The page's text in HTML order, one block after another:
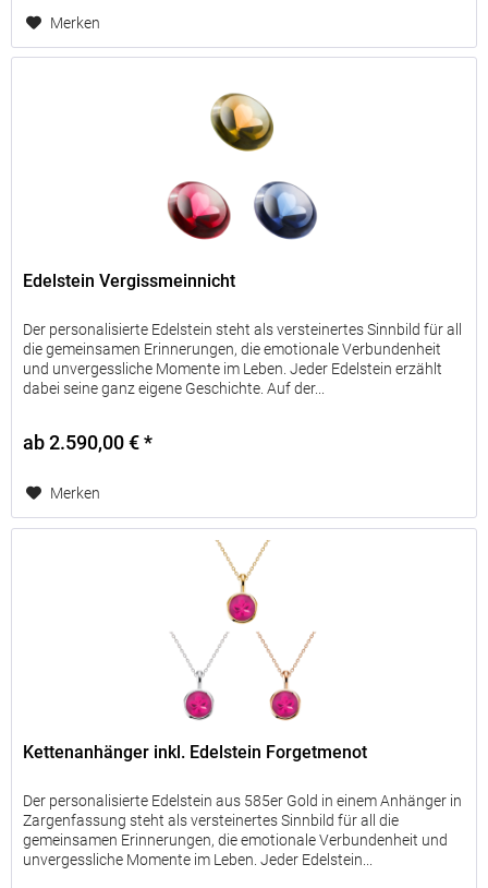
Merken
Edelstein Vergissmeinnicht
Der personalisierte Edelstein steht als versteinertes Sinnbild für all
die gemeinsamen Erinnerungen, die emotionale Verbundenheit
und unvergessliche Momente im Leben. Jeder Edelstein erzählt
dabei seine ganz eigene Geschichte. Auf der...
ab 2.590,00 € *
Merken
Kettenanhänger inkl. Edelstein Forgetmenot
Der personalisierte Edelstein aus 585er Gold in einem Anhänger in
Zargenfassung steht als versteinertes Sinnbild für all die
gemeinsamen Erinnerungen, die emotionale Verbundenheit und
unvergessliche Momente im Leben. Jeder Edelstein...